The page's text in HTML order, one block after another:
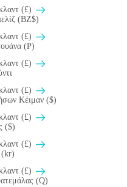
(£)
(BZ$)
(£)
(P)
(£)
(£)
Κέιμαν ($)
(£)
($)
(£)
(kr)
(£)
(Q)